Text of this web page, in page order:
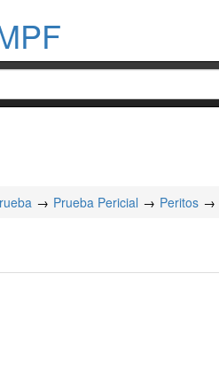
Prueba Pericial Peritos